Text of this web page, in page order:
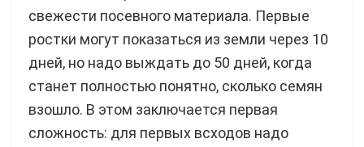
свежести посевного материала. Первые
ростки могут показаться из земли через 10
дней, но надо выждать до 50 дней, когда
станет полностью понятно, сколько семян
взошло. В этом заключается первая
сложность: для первых всходов надо